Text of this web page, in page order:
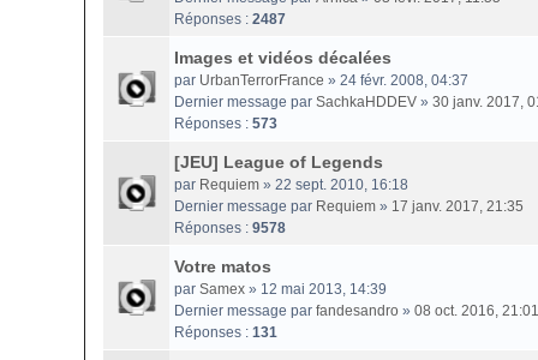
Réponses : 2487
Images et vidéos décalées
par UrbanTerrorFrance » 24 févr. 2008, 04:37
Dernier message par SachkaHDDEV » 30 janv. 2017,
Réponses : 573
[JEU] League of Legends
par Requiem » 22 sept. 2010, 16:18
Dernier message par Requiem » 17 janv. 2017, 21:35
Réponses : 9578
Votre matos
par Samex » 12 mai 2013, 14:39
Dernier message par fandesandro » 08 oct. 2016, 21:01
Réponses : 131